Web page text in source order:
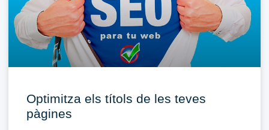
Optimitza els títols de les teves
pàgines